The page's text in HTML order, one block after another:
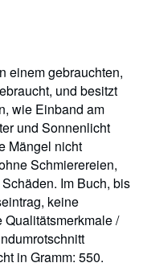
einem gebrauchten,
und besitzt
wie Einband am
und Sonnenlicht
Mängel nicht
Schmierereien,
Im Buch, bis
keine
/
in Gramm: 550.